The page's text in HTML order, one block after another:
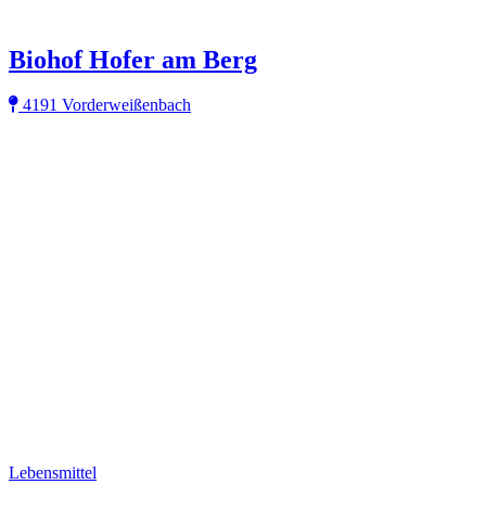
Biohof Hofer am Berg
4191 Vorderweißenbach
Lebensmittel